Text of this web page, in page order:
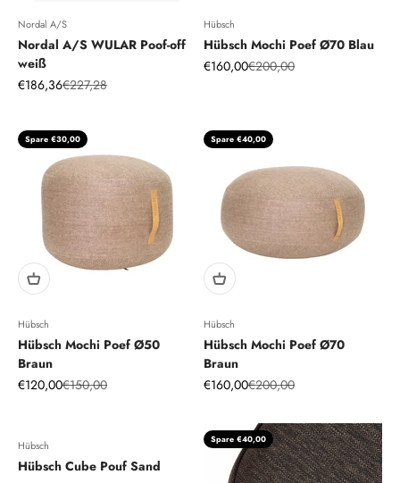
Nordal A/S
Nordal A/S WULAR Poof-off
weiß
Angebot
€186,36Regulärer Preis
€227,28
Hübsch
Hübsch Mochi Poef Ø70 Blau
Angebot
€160,00Regulärer Preis
€200,00
Spare €30,00
Hübsch
Hübsch Mochi Poef Ø50
Braun
Angebot
€120,00Regulärer Preis
€150,00
Spare €40,00
Hübsch
Hübsch Mochi Poef Ø70
Braun
Angebot
€160,00Regulärer Preis
€200,00
Hübsch
Hübsch Cube Pouf Sand
Spare €40,00